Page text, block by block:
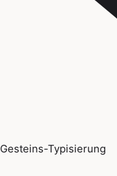
Gesteins-Typisierung